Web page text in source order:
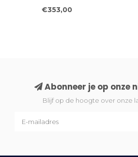
Geometrisch
€353,00
Abonneer je op onze
Blijf op de hoogte over onze